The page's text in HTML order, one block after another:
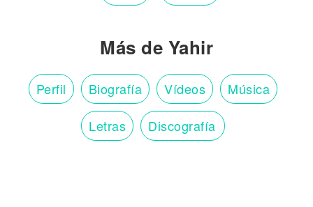
Más de Yahir
Perfil Biografía Vídeos Música
Letras Discografía